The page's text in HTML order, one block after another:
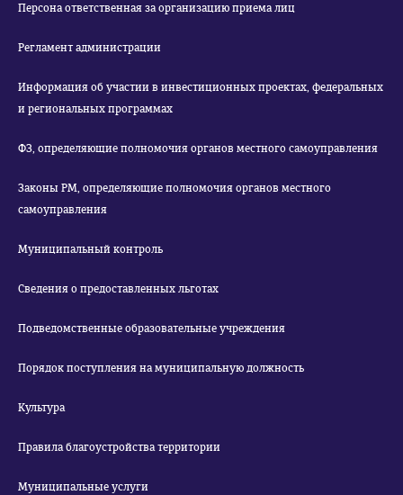
Персона ответственная за организацию приема лиц
Регламент администрации
Информация об участии в инвестиционных проектах, федеральных
и региональных программах
ФЗ, определяющие полномочия органов местного самоуправления
Законы РМ, определяющие полномочия органов местного
самоуправления
Муниципальный контроль
Сведения о предоставленных льготах
Подведомственные образовательные учреждения
Порядок поступления на муниципальную должность
Культура
Правила благоустройства территории
Муниципальные услуги